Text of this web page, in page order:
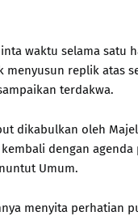
waktu selama satu
menyusun replik atas
terdakwa.
dikabulkan oleh
dengan agenda
Umum.
menyita perhatian